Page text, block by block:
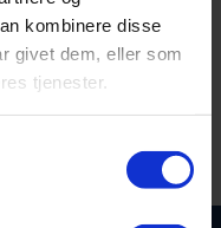
kombinere disse
givet dem, eller som
tjenester.